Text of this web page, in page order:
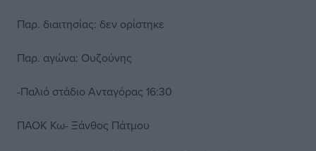
Παρ. διαιτησίας: δεν ορίστηκε
Παρ. αγώνα: Ουζούνης
-Παλιό στάδιο Ανταγόρας 16:30
ΠΑΟΚ Κω- Ξάνθος Πάτμου